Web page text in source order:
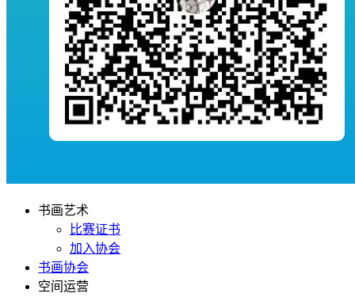
书画艺术
比赛证书
加入协会
书画协会
空间运营